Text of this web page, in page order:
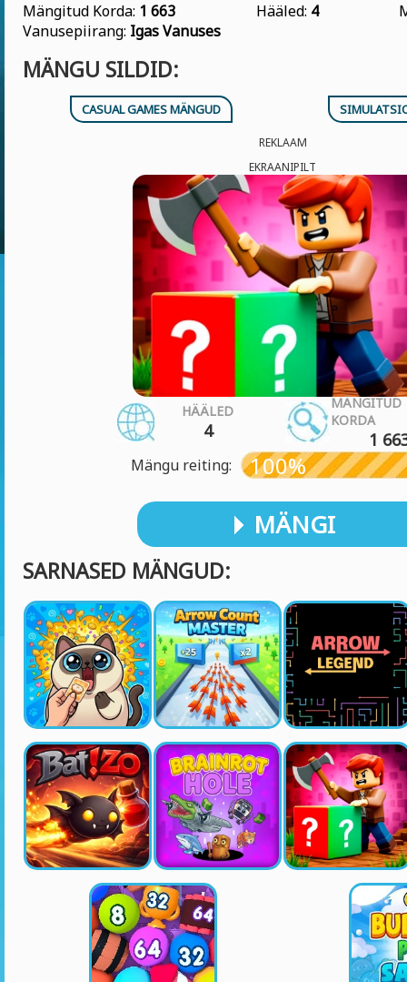
Mängitud Korda: 1 663 Hääled: 4
Vanusepiirang: Igas Vanuses
MÄNGU SILDID:
CASUAL GAMES MÄNGUD
REKLAAM
EKRAANIPILT
HÄÄLED
4
MÄNGITUD
KORDA
1
Mängu reiting: 100%
MÄNGI
SARNASED MÄNGUD: